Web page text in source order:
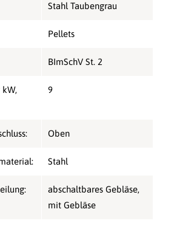
Stahl Taubengrau
Pellets
BImSchV St. 2
9
Oben
Stahl
abschaltbares Gebläse,
mit Gebläse